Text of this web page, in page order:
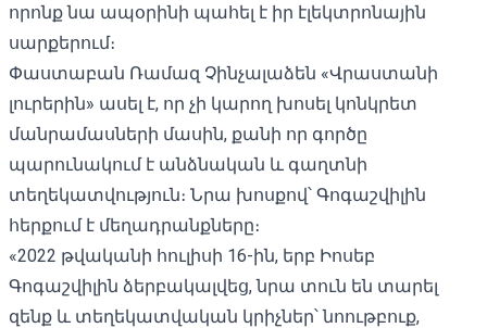
որոնք նա ապօրինի պահել է իր էլեկտրոնային
սարքերում։
Փաստաբան Ռամազ Չինչալաձեն «Վրաստանի
լուրերին» ասել է, որ չի կարող խոսել կոնկրետ
մանրամասների մասին, քանի որ գործը
պարունակում է անձնական և գաղտնի
տեղեկատվություն։ Նրա խոսքով՝ Գոգաշվիլին
հերքում է մեղադրանքները։
«2022 թվականի հուլիսի 16-ին, երբ Իոսեբ
Գոգաշվիլին ձերբակալվեց, նրա տուն են տարել
զենք և տեղեկատվական կրիչներ՝ նոութբուք,